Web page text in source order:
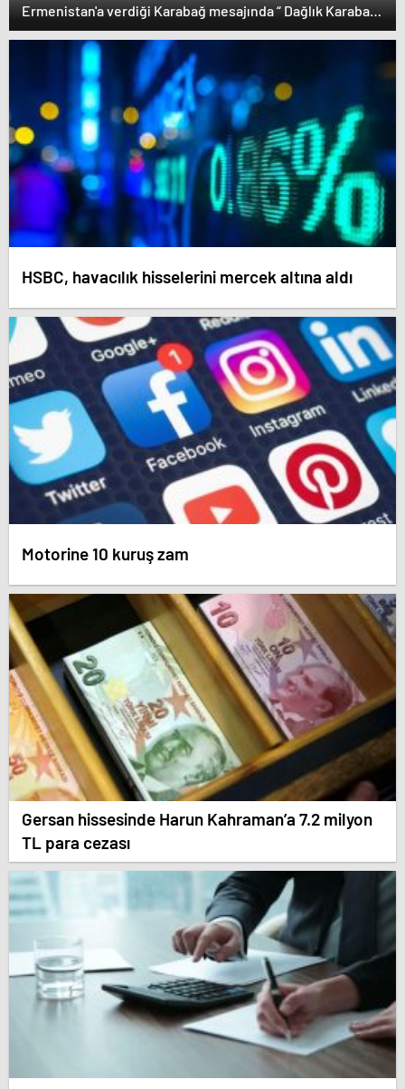
Ermenistan'a verdiği Karabağ mesajında “ Dağlık Karabağ
ve çevresindeki bölgeler Azerbaycan Cumhuriyeti'nin
ayrılmaz bir parçasıdır” dedi. İstifa çağrılarını kabul
etmeyen Başbakan Paşinyan Dağlık karabağ'ın sözde
lideri Arayik Harutyunyan'la görüştü. Ermenistan'a verdiği
desteği saklamayan Fransa Cumhurbaşkanı Macron ise
dikkat çeken bir ziyaret gerçekleştirdi.
HSBC, havacılık hisselerini mercek altına aldı
Motorine 10 kuruş zam
Gersan hissesinde Harun Kahraman’a 7.2 milyon
TL para cezası